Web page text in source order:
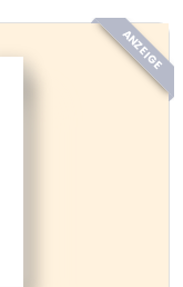
ANZEIGE